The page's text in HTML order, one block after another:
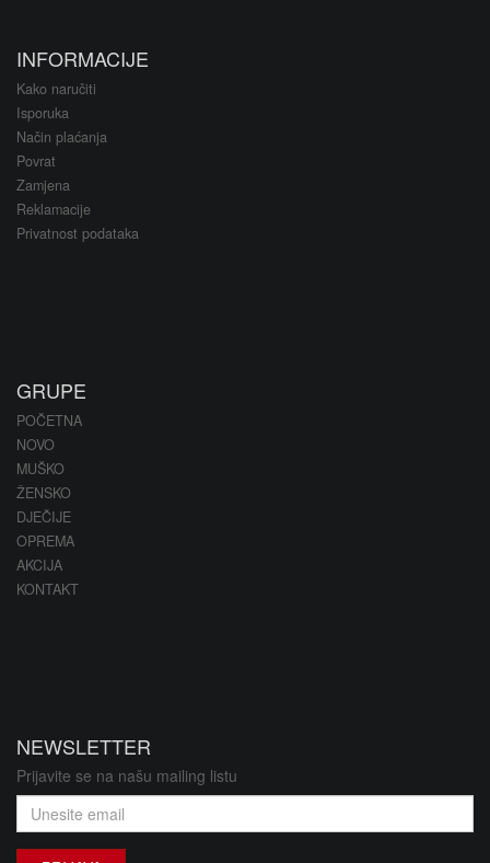
INFORMACIJE
Kako naručiti
Isporuka
Način plaćanja
Povrat
Zamjena
Reklamacije
Privatnost podataka
GRUPE
POČETNA
NOVO
MUŠKO
ŽENSKO
DJEČIJE
OPREMA
AKCIJA
KONTAKT
NEWSLETTER
Prijavite se na našu mailing listu